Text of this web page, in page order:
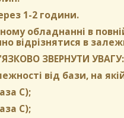
1-2 години.
обладнанні в
відрізнятися в
ЗВЕРНУТИ УВАГУ:
від бази, на
С);
C);